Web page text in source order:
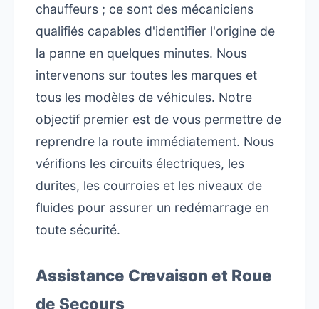
chauffeurs ; ce sont des mécaniciens
qualifiés capables d'identifier l'origine de
la panne en quelques minutes. Nous
intervenons sur toutes les marques et
tous les modèles de véhicules. Notre
objectif premier est de vous permettre de
reprendre la route immédiatement. Nous
vérifions les circuits électriques, les
durites, les courroies et les niveaux de
fluides pour assurer un redémarrage en
toute sécurité.
Assistance Crevaison et Roue
de Secours